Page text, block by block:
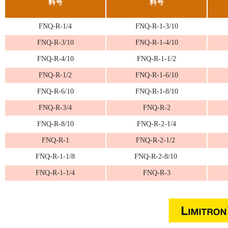
料号 料号
FNQ-R-1/4 FNQ-R-1-3/10
FNQ-R-3/10 FNQ-R-1-4/10
FNQ-R-4/10 FNQ-R-1-1/2
FNQ-R-1/2 FNQ-R-1-6/10
FNQ-R-6/10 FNQ-R-1-8/10
FNQ-R-3/4 FNQ-R-2
FNQ-R-8/10 FNQ-R-2-1/4
FNQ-R-1 FNQ-R-2-1/2
FNQ-R-1-1/8 FNQ-R-2-8/10
FNQ-R-1-1/4 FNQ-R-3